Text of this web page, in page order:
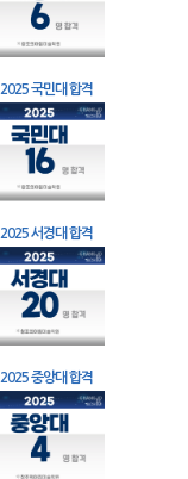
2025 국민대 합격
2025 서경대 합격
2025 중앙대 합격